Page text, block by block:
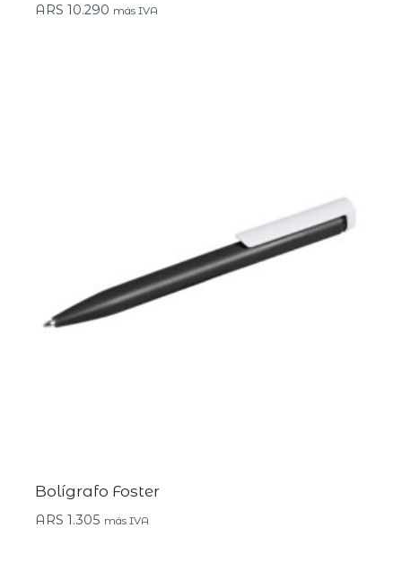
ARS 10.290 más IVA
Bolígrafo Foster
ARS 1.305 más IVA